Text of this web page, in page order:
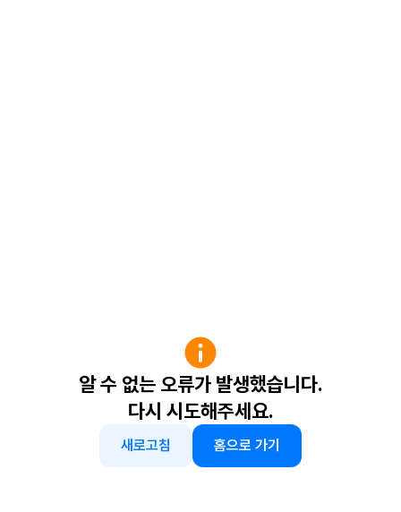
알 수 없는 오류가 발생했습니다.
다시 시도해주세요.
새로고침 홈으로 가기